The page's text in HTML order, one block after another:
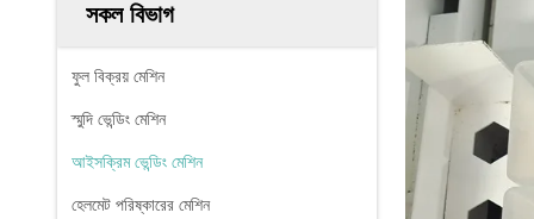
সকল বিভাগ
ফুল বিক্রয় মেশিন
স্মুদি ভেন্ডিং মেশিন
আইসক্রিম ভেন্ডিং মেশিন
হেলমেট পরিষ্কারের মেশিন